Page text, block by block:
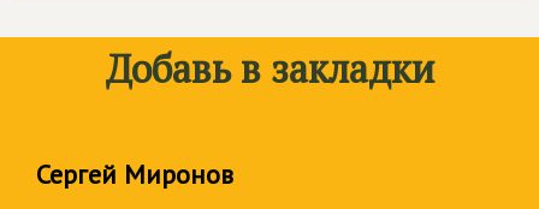
Добавь в закладки
Сергей Миронов